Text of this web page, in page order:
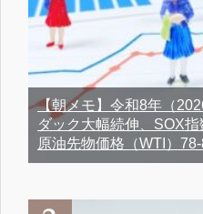
【朝メモ】令和8年（
ダック大幅続伸、SOX指
原油先物価格（WTI）